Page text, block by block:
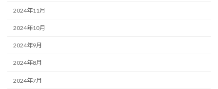
2024年11月
2024年10月
2024年9月
2024年8月
2024年7月